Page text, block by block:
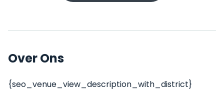
Over Ons
{seo_venue_view_description_with_district}